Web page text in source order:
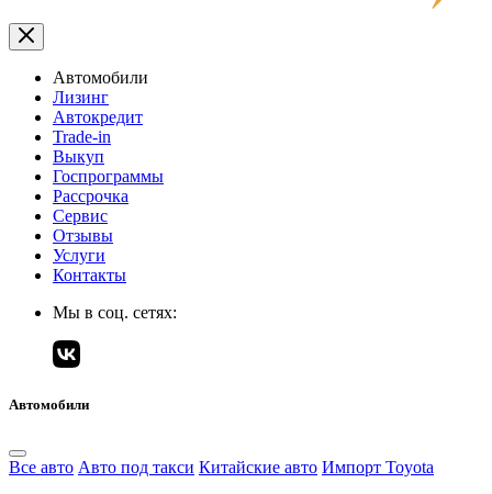
Автомобили
Лизинг
Автокредит
Trade-in
Выкуп
Госпрограммы
Рассрочка
Сервис
Отзывы
Услуги
Контакты
Мы в соц. сетях:
Автомобили
Все авто Авто под такси Китайские авто Импорт Toyota